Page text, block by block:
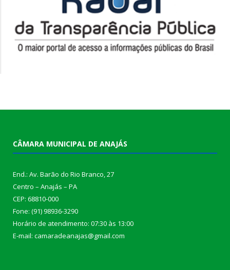
CÂMARA MUNICIPAL DE ANAJÁS
End.: Av. Barão do Rio Branco, 27
Centro – Anajás – PA
CEP: 68810-000
Fone: (91) 98936-3290
Horário de atendimento: 07:30 às 13:00
E-mail: camaradeanajas@gmail.com